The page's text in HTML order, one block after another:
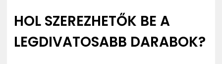
HOL SZEREZHETŐK BE A
LEGDIVATOSABB DARABOK?